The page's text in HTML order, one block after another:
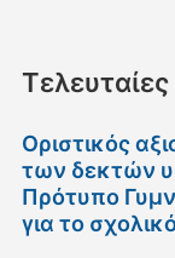
Οριστικός
των δεκτών
Πρότυπο
για το